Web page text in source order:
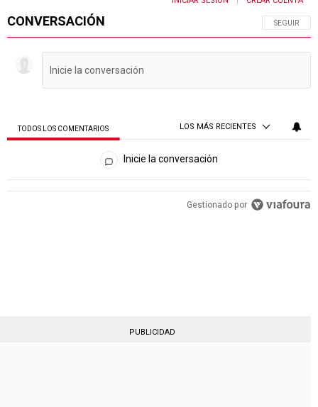
CONVERSACIÓN SIGA ESTA
SEGUIR
TODOS LOS COMENTARIOS LOS MÁS RECIENTES
Todos los comentarios
Inicie la conversación
PUBLICIDAD